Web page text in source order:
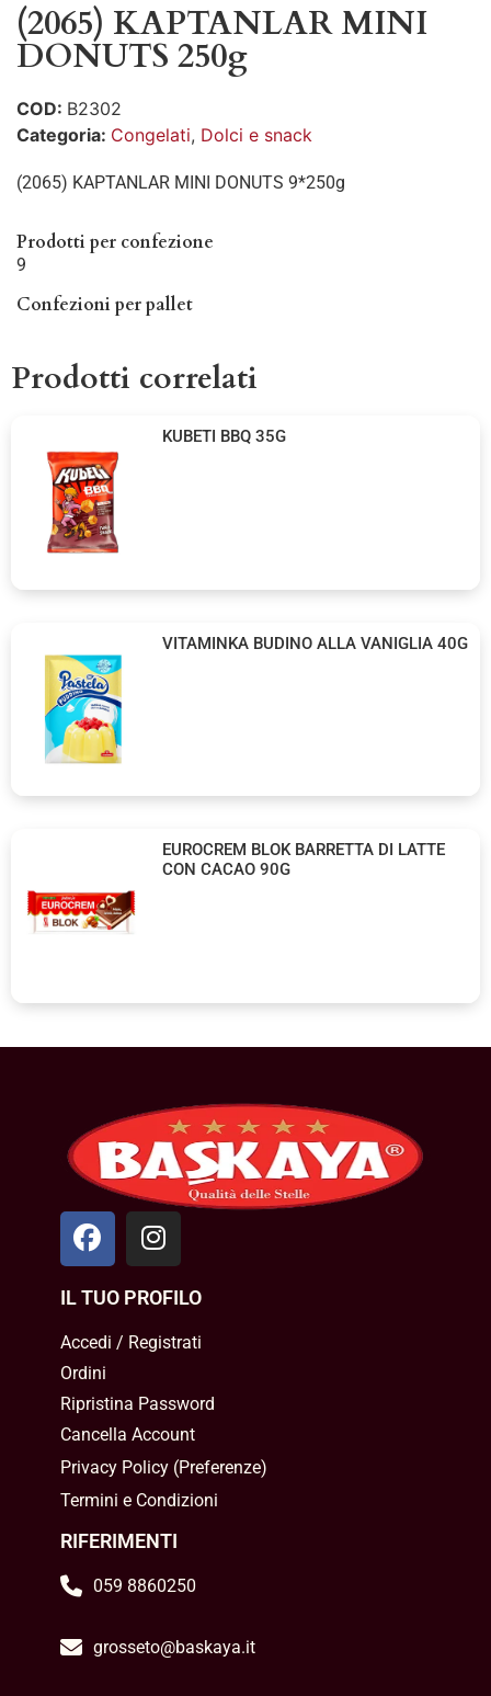
(2065) KAPTANLAR MINI
DONUTS 250g
COD: B2302
Categoria: Congelati, Dolci e snack
(2065) KAPTANLAR MINI DONUTS 9*250g
Prodotti per confezione
9
Confezioni per pallet
Prodotti correlati
KUBETI BBQ 35G
VITAMINKA BUDINO ALLA VANIGLIA 40G
EUROCREM BLOK BARRETTA DI LATTE
CON CACAO 90G
IL TUO PROFILO
Accedi / Registrati
Ordini
Ripristina Password
Cancella Account
Privacy Policy(Preferenze)
Termini e Condizioni
RIFERIMENTI
059 8860250
grosseto@baskaya.it